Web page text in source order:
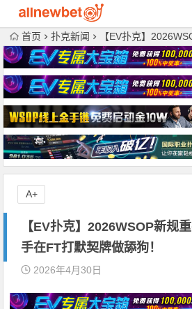
首页 扑克新闻 【EV扑克】2026WSOP新规重
【EV扑克】2026WSOP新规
手在FT打默契牌做舔狗！
2026年4月30日
A+